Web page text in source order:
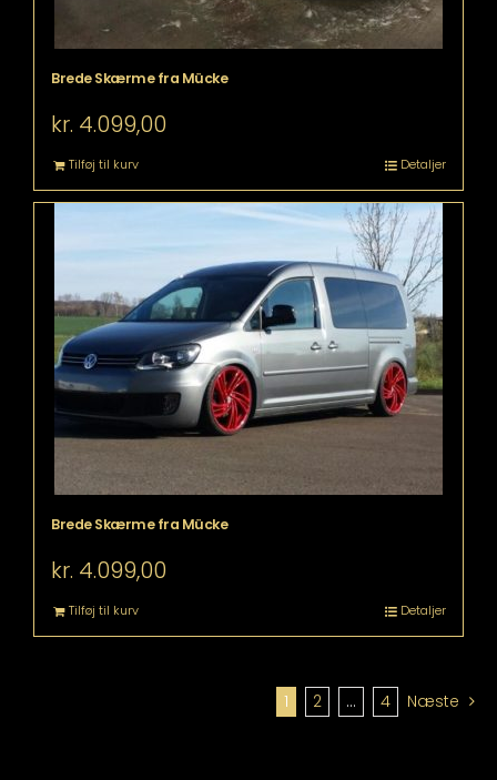
Brede Skærme fra Mücke
kr. 4.099,00
Tilføj til kurv Detaljer
Brede Skærme fra Mücke
kr. 4.099,00
Tilføj til kurv Detaljer
1 2 … 4 Næste